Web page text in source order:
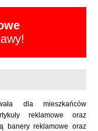
dla mieszkańców
reklamowe oraz
banery reklamowe oraz